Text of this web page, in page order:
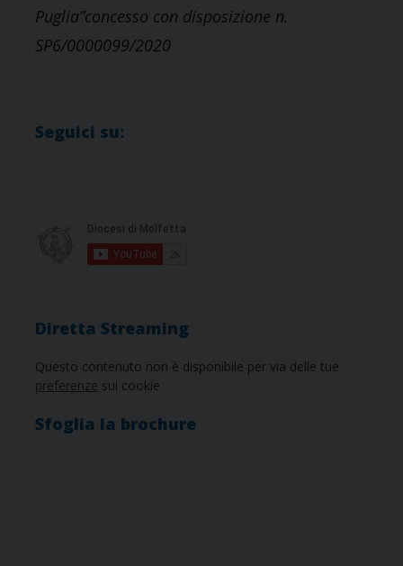
Puglia”concesso con disposizione n.
SP6/0000099/2020
Seguici su:
Diretta Streaming
Questo contenuto non è disponibile per via delle tue
preferenze sui cookie
Sfoglia la brochure